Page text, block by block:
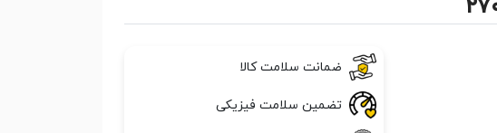
ضمانت سلامت کالا
تضمین سلامت فیزیکی